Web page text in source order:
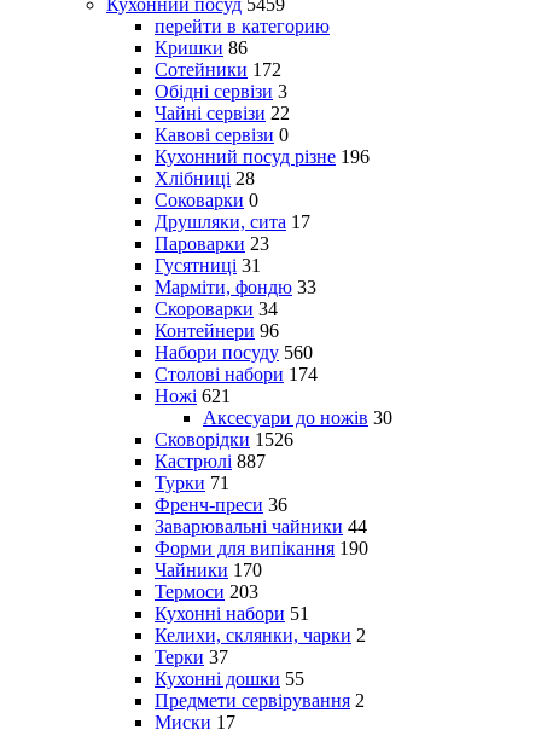
Кухонний посуд 5459
перейти в категорию
Кришки 86
Сотейники 172
Обідні сервізи 3
Чайні сервізи 22
Кавові сервізи 0
Кухонний посуд різне 196
Хлібниці 28
Соковарки 0
Друшляки, сита 17
Пароварки 23
Гусятниці 31
Марміти, фондю 33
Скороварки 34
Контейнери 96
Набори посуду 560
Столові набори 174
Ножі 621
Аксесуари до ножів 30
Сковорідки 1526
Кастрюлі 887
Турки 71
Френч-преси 36
Заварювальні чайники 44
Форми для випікання 190
Чайники 170
Термоси 203
Кухонні набори 51
Келихи, склянки, чарки 2
Терки 37
Кухонні дошки 55
Предмети сервірування 2
Миски 17